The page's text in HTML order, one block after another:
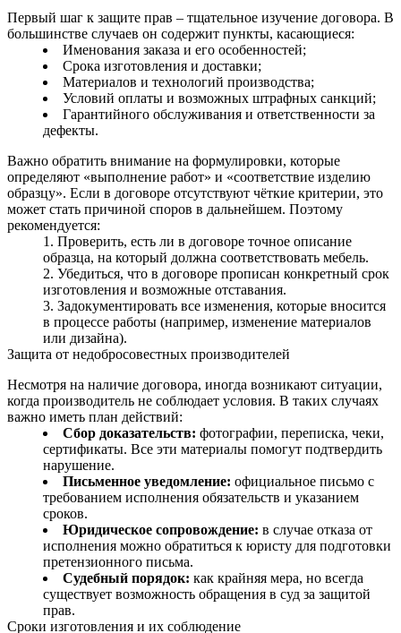
Первый шаг к защите прав – тщательное изучение договора. В
большинстве случаев он содержит пункты, касающиеся:
Именования заказа и его особенностей;
Срока изготовления и доставки;
Материалов и технологий производства;
Условий оплаты и возможных штрафных санкций;
Гарантийного обслуживания и ответственности за
дефекты.
Важно обратить внимание на формулировки, которые
определяют «выполнение работ» и «соответствие изделию
образцу». Если в договоре отсутствуют чёткие критерии, это
может стать причиной споров в дальнейшем. Поэтому
рекомендуется:
Проверить, есть ли в договоре точное описание
образца, на который должна соответствовать мебель.
Убедиться, что в договоре прописан конкретный срок
изготовления и возможные отставания.
Задокументировать все изменения, которые вносится
в процессе работы (например, изменение материалов
или дизайна).
Защита от недобросовестных производителей
Несмотря на наличие договора, иногда возникают ситуации,
когда производитель не соблюдает условия. В таких случаях
важно иметь план действий:
Сбор доказательств: фотографии, переписка, чеки,
сертификаты. Все эти материалы помогут подтвердить
нарушение.
Письменное уведомление: официальное письмо с
требованием исполнения обязательств и указанием
сроков.
Юридическое сопровождение: в случае отказа от
исполнения можно обратиться к юристу для подготовки
претензионного письма.
Судебный порядок: как крайняя мера, но всегда
существует возможность обращения в суд за защитой
прав.
Сроки изготовления и их соблюдение